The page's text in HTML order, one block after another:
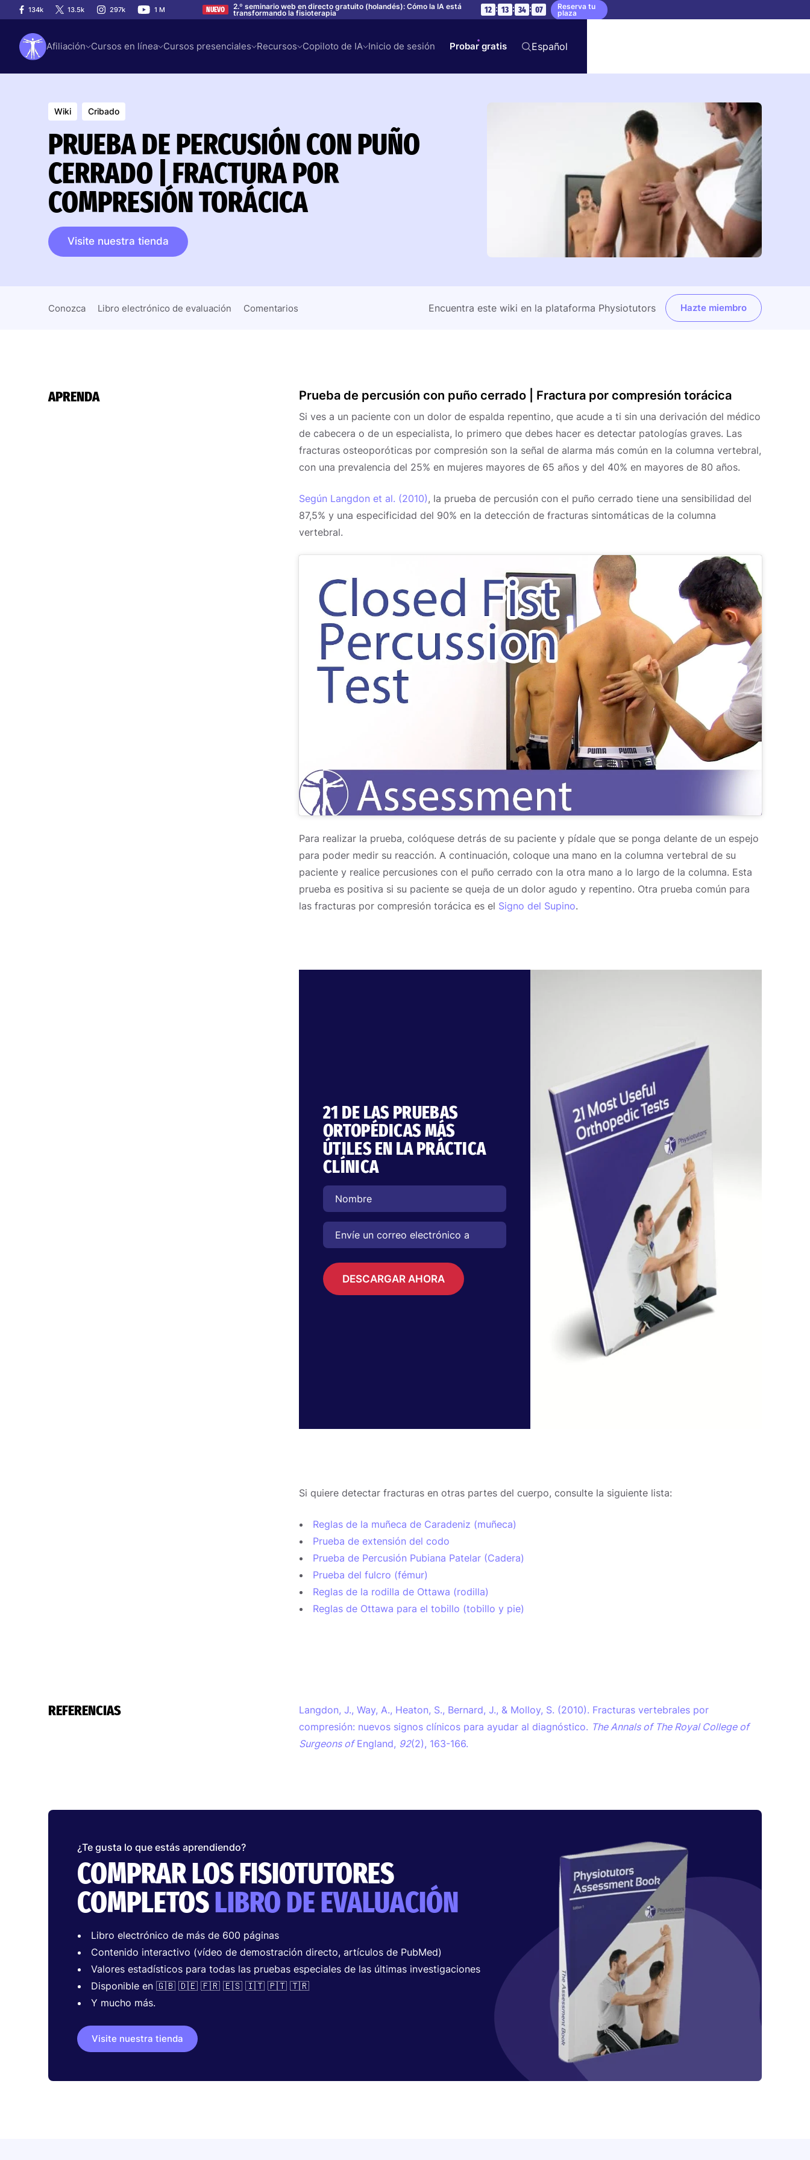
134k 13.5k 297k 1 M NUEVO 2.º seminario web en directo gratuito (holandés): Cómo la IA está
transformando la fisioterapia 12 : 13 : 34 : 06 Reserva tu
plaza
Afiliación Cursos en línea Cursos presenciales Recursos Copiloto de IA Inicio de sesión Probar gratis Español
Wiki Cribado
PRUEBA DE PERCUSIÓN CON PUÑO
CERRADO | FRACTURA POR
COMPRESIÓN TORÁCICA
Visite nuestra tienda
Conozca Libro electrónico de evaluación Comentarios Encuentra este wiki en la plataforma Physiotutors Hazte miembro
APRENDA Prueba de percusión con puño cerrado | Fractura por compresión torácica
Si ves a un paciente con un dolor de espalda repentino, que acude a ti sin una derivación del médico
de cabecera o de un especialista, lo primero que debes hacer es detectar patologías graves. Las
fracturas osteoporóticas por compresión son la señal de alarma más común en la columna vertebral,
con una prevalencia del 25% en mujeres mayores de 65 años y del 40% en mayores de 80 años.
Según Langdon et al. (2010), la prueba de percusión con el puño cerrado tiene una sensibilidad del
87,5% y una especificidad del 90% en la detección de fracturas sintomáticas de la columna
vertebral.
Para realizar la prueba, colóquese detrás de su paciente y pídale que se ponga delante de un espejo
para poder medir su reacción. A continuación, coloque una mano en la columna vertebral de su
paciente y realice percusiones con el puño cerrado con la otra mano a lo largo de la columna. Esta
prueba es positiva si su paciente se queja de un dolor agudo y repentino. Otra prueba común para
las fracturas por compresión torácica es el Signo del Supino.
21 DE LAS PRUEBAS
ORTOPÉDICAS MÁS
ÚTILES EN LA PRÁCTICA
CLÍNICA
DESCARGAR AHORA
Si quiere detectar fracturas en otras partes del cuerpo, consulte la siguiente lista:
Reglas de la muñeca de Caradeniz (muñeca)
Prueba de extensión del codo
Prueba de Percusión Pubiana Patelar (Cadera)
Prueba del fulcro (fémur)
Reglas de la rodilla de Ottawa (rodilla)
Reglas de Ottawa para el tobillo (tobillo y pie)
REFERENCIAS
Langdon, J., Way, A., Heaton, S., Bernard, J., & Molloy, S. (2010). Fracturas vertebrales por
compresión: nuevos signos clínicos para ayudar al diagnóstico. The Annals of The Royal College of
Surgeons ofEngland, 92(2), 163-166.
¿Te gusta lo que estás aprendiendo?
COMPRAR LOS FISIOTUTORES
COMPLETOSLIBRO DE EVALUACIÓN
Libro electrónico de más de 600 páginas
Contenido interactivo (vídeo de demostración directo, artículos de PubMed)
Valores estadísticos para todas las pruebas especiales de las últimas investigaciones
Disponible en 🇬🇧 🇩🇪 🇫🇷 🇪🇸 🇮🇹 🇵🇹 🇹🇷
Y mucho más.
Visite nuestra tienda